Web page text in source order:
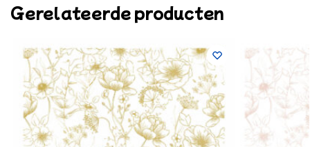
Gerelateerde producten